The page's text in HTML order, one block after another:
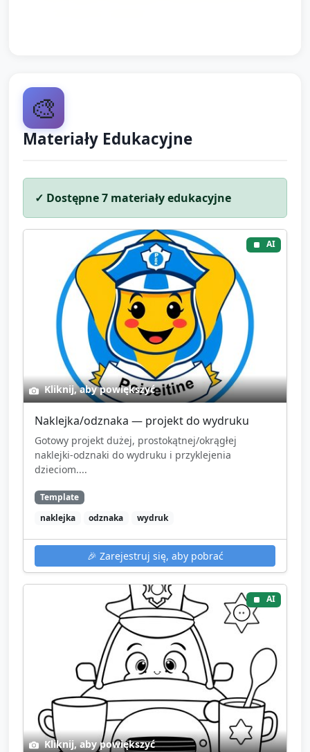
🎨
Materiały Edukacyjne
✓ Dostępne7 materiały edukacyjne
AI
Kliknij, aby powiększyć
Naklejka/odznaka — projekt do wydruku
Gotowy projekt dużej, prostokątnej/okrągłej
naklejki-odznaki do wydruku i przyklejenia
dzieciom....
Template
naklejka
odznaka wydruk
🎉 Zarejestruj się, aby pobrać
AI
Kliknij, aby powiększyć